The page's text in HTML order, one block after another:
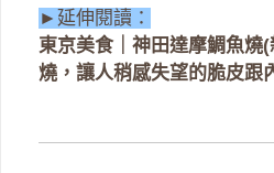
►延伸閱讀：
東京美食｜神田達摩鯛魚燒
燒，讓人稍感失望的脆皮跟